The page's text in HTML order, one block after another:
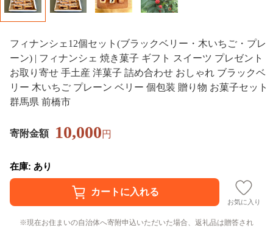
フィナンシェ12個セット(ブラックベリー・木いちご・プレ
ーン) | フィナンシェ 焼き菓子 ギフト スイーツ プレゼント
お取り寄せ 手土産 洋菓子 詰め合わせ おしゃれ ブラックベ
リー 木いちご プレーン ベリー 個包装 贈り物 お菓子セット
群馬県 前橋市
寄附金額 10,000円
在庫: あり
お気に入り
現在お住まいの自治体へ寄附申込いただいた場合、返礼品は贈答され